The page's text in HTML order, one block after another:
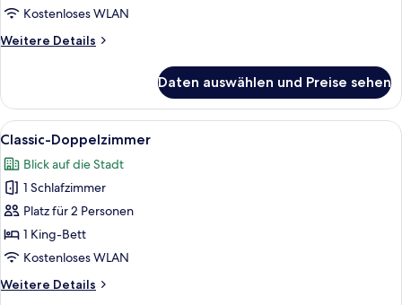
Kostenloses WLAN
Weitere Details
Weitere
Einzelzimmer
Daten auswählen und Preise sehen
Alle
Fotos
für
Classic-
Doppelzimmer
anzeigen
Ein modernes Hotelzimmer mit
5
Classic-Doppelzimmer
Blick auf die Stadt
1 Schlafzimmer
Platz für 2 Personen
1 King-Bett
Kostenloses WLAN
Weitere Details
Weitere